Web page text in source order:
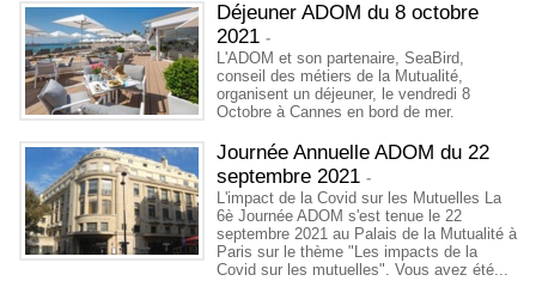
Déjeuner ADOM du 8 octobre
2021 -
L'ADOM et son partenaire, SeaBird,
conseil des métiers de la Mutualité,
organisent un déjeuner, le vendredi 8
Octobre à Cannes en bord de mer.
Journée Annuelle ADOM du 22
septembre 2021 -
L'impact de la Covid sur les Mutuelles La
6è Journée ADOM s'est tenue le 22
septembre 2021 au Palais de la Mutualité à
Paris sur le thème "Les impacts de la
Covid sur les mutuelles". Vous avez été...